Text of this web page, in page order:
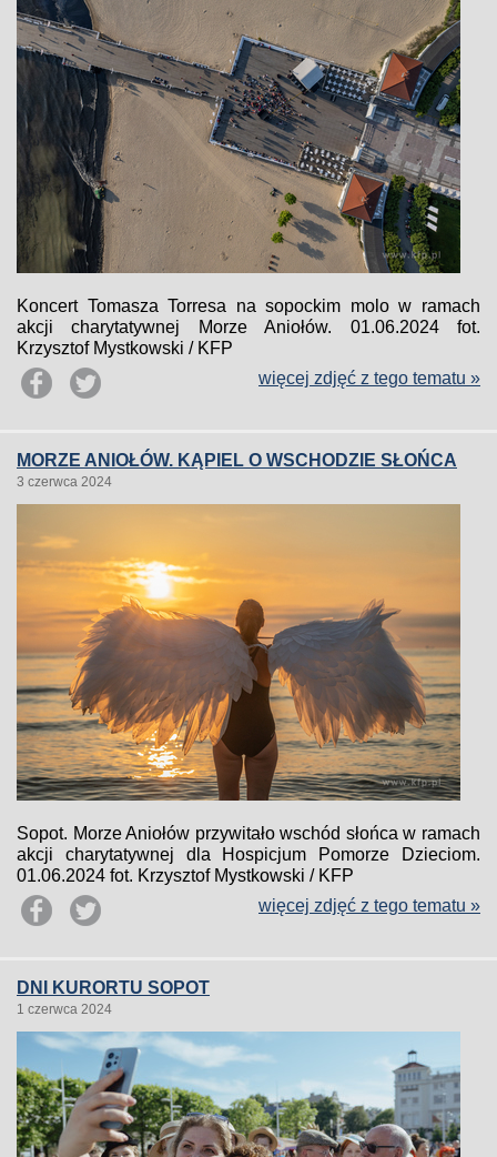
Koncert Tomasza Torresa na sopockim molo w ramach
akcji charytatywnej Morze Aniołów. 01.06.2024 fot.
Krzysztof Mystkowski / KFP
więcej zdjęć z tego tematu »
MORZE ANIOŁÓW. KĄPIEL O WSCHODZIE SŁOŃCA
3 czerwca 2024
Sopot. Morze Aniołów przywitało wschód słońca w ramach
akcji charytatywnej dla Hospicjum Pomorze Dzieciom.
01.06.2024 fot. Krzysztof Mystkowski / KFP
więcej zdjęć z tego tematu »
DNI KURORTU SOPOT
1 czerwca 2024